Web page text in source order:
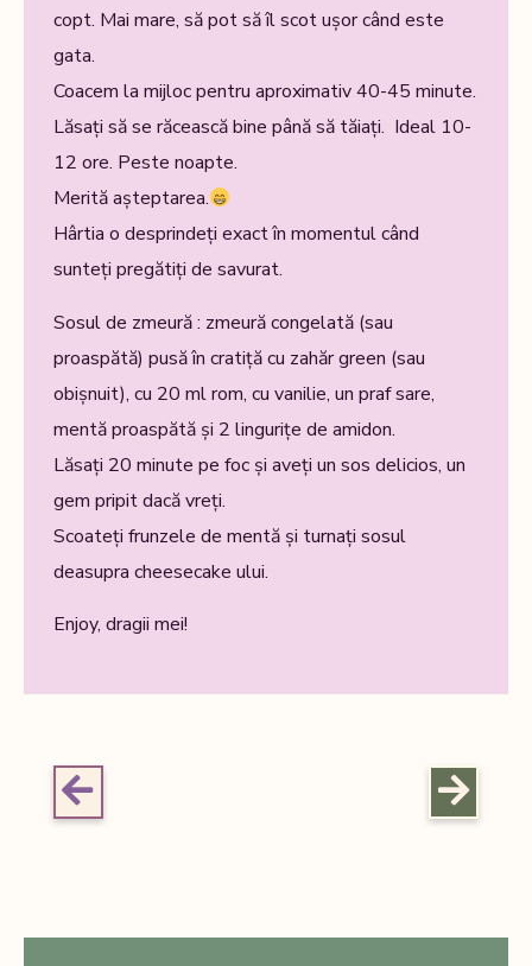
copt. Mai mare, să pot să îl scot ușor când este
gata.
Coacem la mijloc pentru aproximativ 40-45 minute.
Lăsați să se răcească bine până să tăiați. Ideal 10-
12 ore. Peste noapte.
Merită așteptarea.
Hârtia o desprindeți exact în momentul când
sunteți pregătiți de savurat.
Sosul de zmeură : zmeură congelată (sau
proaspătă) pusă în cratiță cu zahăr green (sau
obișnuit), cu 20 ml rom, cu vanilie, un praf sare,
mentă proaspătă și 2 lingurițe de amidon.
Lăsați 20 minute pe foc și aveți un sos delicios, un
gem pripit dacă vreți.
Scoateți frunzele de mentă și turnați sosul
deasupra cheesecake ului.
Enjoy, dragii mei!